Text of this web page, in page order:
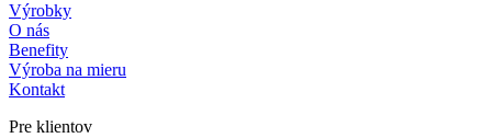
Výrobky
O nás
Benefity
Výroba na mieru
Kontakt
Pre klientov